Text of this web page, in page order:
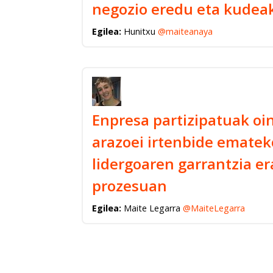
negozio eredu eta
Egilea: Hunitxu @maiteanaya
Enpresa partizipatuak
arazoei irtenbide
lidergoaren garrantzia
prozesuan
Egilea: Maite Legarra @MaiteLegarra